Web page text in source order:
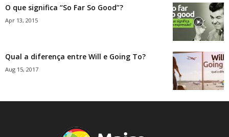
O que significa “So Far So Good”?
Apr 13, 2015
Qual a diferença entre Will e Going To?
Aug 15, 2017